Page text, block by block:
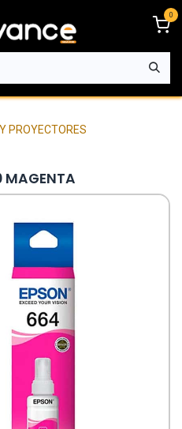
0
PROYECTORES
MAGENTA